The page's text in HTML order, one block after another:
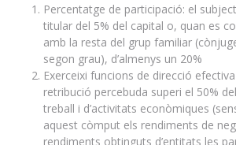
Percentatge de participació: el
titular del 5% del capital o, quan es
amb la resta del grup familiar
segon grau), d’almenys un 20%
Exerceixi funcions de direcció
retribució percebuda superi el 50%
treball i d’activitats econòmiques
aquest còmput els rendiments de
rendiments obtinguts d’entitats les